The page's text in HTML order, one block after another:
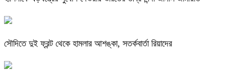
সৌদিতে দুই ফ্রন্ট থেকে হামলার আশঙ্কা, সতর্কবার্তা রিয়াদের